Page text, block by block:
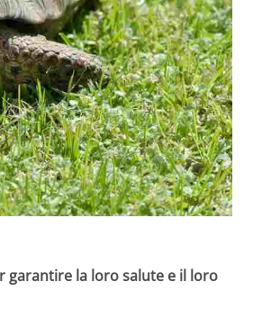
garantire la loro salute e il loro